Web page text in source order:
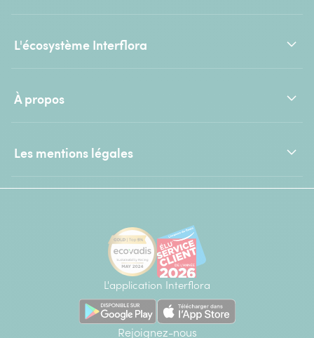
L'écosystème Interflora
À propos
Les mentions légales
L'application Interflora
Rejoignez-nous